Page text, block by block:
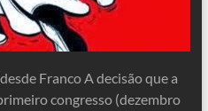
Franco A decisão que a
congresso (dezembro